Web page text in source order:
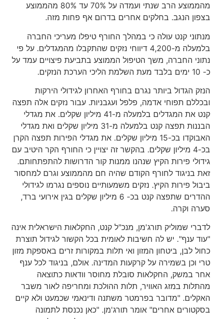
מהממוצע הרב שנתי ועמדה על 70% עד 80% מהממוצע
בצפון הנגב. בחלקים אחרים בדרום אף פחות מזה.
מנתוני קנט עולה כי במהלך החורף טיפלו מעריכי החברה
בלמעלה מ-4,200 דיווחי נזקים שהתקבלו מהמגדלים. על פי
נתוני החברה, משך הטיפול הממוצע בתביעת פיצויים עמד על
הנזק הגדול ביותר נגרם בחורף האחרון לגידולי הירקות
ובכללם תפוחי אדמה, פלפל ועגבניות. עבור נזקים אלה תפצה
קנט את המגדלים בלמעלה מ-41 מיליון שקלים. את מגדלי
הבננות תפצה קנט בלמעלה מ-31 מיליון שקלים ואת מגדלי
האבוקדו בכ-15 מיליון שקלים. את מגדלי הפירות תפצה הקרן
בכ-4 מיליון שקלים. בהקשר זה יצויין כי החורף הקר היטיב עם
גידולי פירות הקיץ שנהנו ממנות קור הדרושות להתפתחותם.
זאת בניגוד לחורף הקודם שהיה חם מהממוצע וגרם למחסור
ביבול פירות הקיץ. נזקים משמעותיים נוספים נגרמו לגידולי
ההדרים שתפצה קנט בכ- 6 מיליון שקלים בגין אירועי ברד,
סערה וקרה.
לדברי שמוליק תורג'מן, מנכ"ל קנט, החקלאות הישראלית אינה
"עוד ענף". יש לה חשיבות לאומית בכל הקשור לגידול תוצרת
כחול לבן, ביטחון המזון ואי תלות במקורות זרים באספקת מזון
טרי וכן בשמירה על קרקעות המדינה. אולם, בניגוד לכל ענף
אחר במשק, החקלאות סובלת מחוסר וודאות כתוצאה
מהתלות במזג האוויר, תלות ההולכת ומחריפה לאור משבר
האקלים. "מדובר בפרמטר משתנה ודינאמי שכמעט ולא קיים
בסקטורים אחרים" אומר תורג'מן. "כאן נכנסת לתמונה